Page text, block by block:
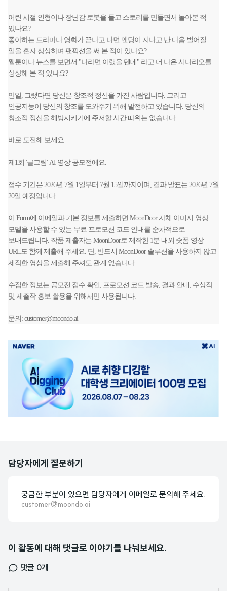
어린 시절 인형이나 장난감 로봇을 들고 스토리를 만들면서 놀아본 적
있나요?
좋아하는 드라마나 영화가 끝나고 나면 엔딩이 지나고 난 다음 벌어질
일을 혼자 상상하며 팬픽션을 써 본 적이 있나요?
웹툰이나 뉴스를 보면서 "나라면 이랬을 텐데" 라고 더 나은 시나리오를
상상해 본 적 있나요?
만일, 그랬다면 당신은 창조적 정신을 가진 사람입니다. 그리고
인공지능이 당신의 창조를 도와주기 위해 발전하고 있습니다. 당신의
창조적 정신을 해방시키기에 주저할 시간 따위는 없습니다.
바로 도전해 보세요.
제1회 '글그림' AI 영상 공모전에요.
접수 기간은 2026년 7월 1일부터 7월 15일까지이며, 결과 발표는 2026년 7월
20일 예정입니다.
이 Form에 이메일과 기본 정보를 제출하면 MoonDoor 자체 이미지·영상
모델을 사용할 수 있는 무료 프로모션 코드 안내를 순차적으로
보내드립니다. 작품 제출자는 MoonDoor로 제작한 1분 내외 숏폼 영상
URL도 함께 제출해 주세요. 단, 반드시 MoonDoor 솔루션을 사용하지 않고
제작한 영상을 제출해 주셔도 관계 없습니다.
수집한 정보는 공모전 접수 확인, 프로모션 코드 발송, 결과 안내, 수상작
및 제출작 홍보 활용을 위해서만 사용됩니다.
문의: customer@moondo.ai
광
담당자에게 질문하기
궁금한 부분이 있으면 담당자에게 이메일로 문의해 주세요.
customer@moondo.ai
이 활동에 대해 댓글로 이야기를 나눠보세요.
댓글 0개